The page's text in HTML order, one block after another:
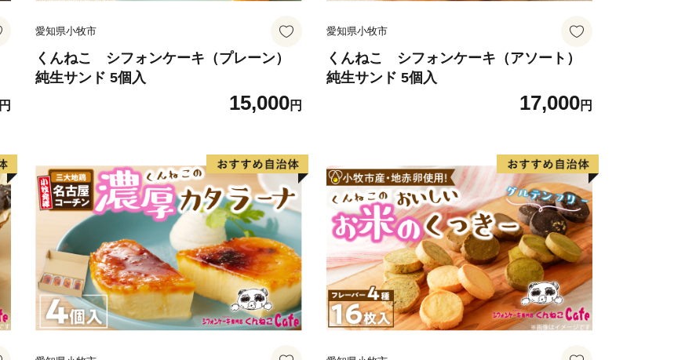
円
愛知県小牧市
くんねこ シフォンケーキ（プレーン）
純生サンド 5個入
15,000円
愛知県小牧市
くんねこ シフォンケーキ（アソート）
純生サンド 5個入
17,000円